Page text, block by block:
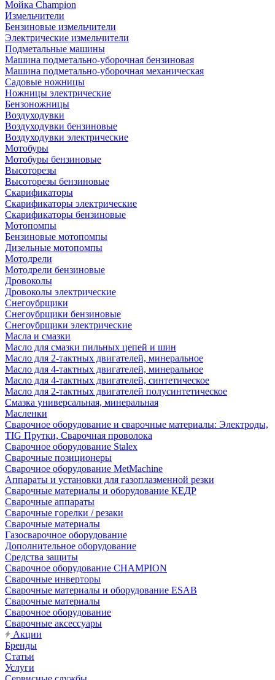
Мойка Champion
Измельчители
Бензиновые измельчители
Электрические измельчители
Подметальные машины
Машина подметально-уборочная бензиновая
Машина подметально-уборочная механическая
Садовые ножницы
Ножницы электрические
Бензоножницы
Воздуходувки
Воздуходувки бензиновые
Воздуходувки электрические
Мотобуры
Мотобуры бензиновые
Высоторезы
Высоторезы бензиновые
Скарификаторы
Скарификаторы электрические
Скарификаторы бензиновые
Мотопомпы
Бензиновые мотопомпы
Дизельные мотопомпы
Мотодрели
Мотодрели бензиновые
Дровоколы
Дровоколы электрические
Снегоубрщики
Снегоубрщики бензиновые
Снегоубрщики электрические
Масла и смазки
Масло для смазки пильных цепей и шин
Масло для 2-тактных двигателей, минеральное
Масло для 4-тактных двигателей, минеральное
Масло для 4-тактных двигателей, синтетическое
Масло для 2-тактных двигателей полусинтетическое
Смазка универсальная, минеральная
Масленки
Сварочное оборудование и сварочные материалы: Электроды,
TIG Прутки, Сварочная проволока
Сварочное оборудование Stalex
Сварочные позиционеры
Сварочное оборудование MetMachine
Аппараты и установки для газоплазменной резки
Сварочные материалы и оборудование КЕДР
Сварочные аппараты
Сварочные горелки / резаки
Сварочные материалы
Газосварочное оборудование
Дополнительное оборудование
Средства защиты
Сварочное оборудование CHAMPION
Сварочные инверторы
Сварочные материалы и оборудование ESAB
Сварочные материалы
Сварочное оборудование
Сварочные аксессуары
Акции
Бренды
Статьи
Услуги